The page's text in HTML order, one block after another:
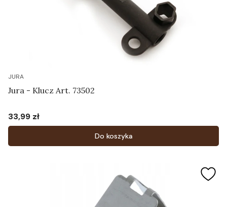
JURA
Jura - Klucz Art. 73502
Cena
33,99 zł
Do koszyka